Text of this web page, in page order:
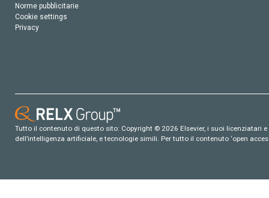
Norme pubblicitarie
Cookie settings
Privacy
Tutto il contenuto di questo sito: Copyright © 2026 Elsevier, i suoi
dell’intelligenza artificiale, e tecnologie simili. Per tutto il contenuto ‘open